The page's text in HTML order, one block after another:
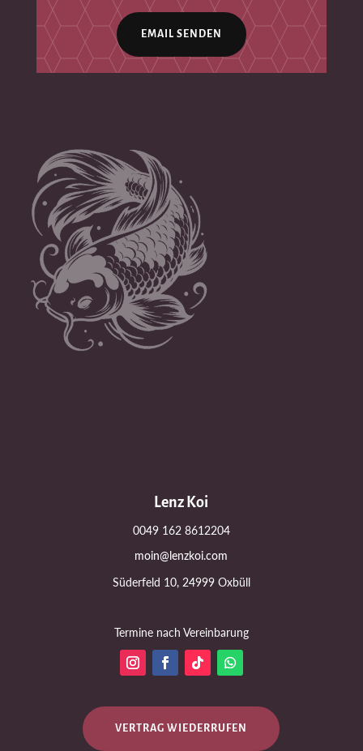
EMAIL SENDEN
Lenz Koi
0049 162 8612204
moin@lenzkoi.com
Süderfeld 10, 24999 Oxbüll
Termine nach Vereinbarung
VERTRAG WIEDERRUFEN